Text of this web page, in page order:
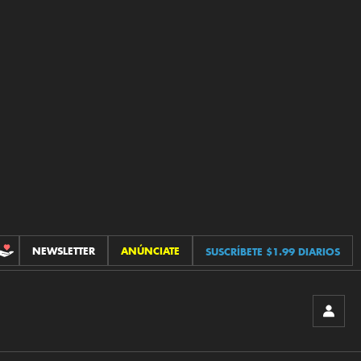
CONTRIBUCIONES
NEWSLETTER ANÚNCIATE SUSCRÍBETE $1.99 DIARIOS